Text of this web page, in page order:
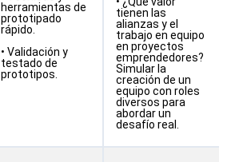
herramientas de
prototipado
rápido.
• Validación y
testado de
prototipos.
tienen las
alianzas y el
trabajo en equipo
en proyectos
emprendedores?
Simular la
creación de un
equipo con roles
diversos para
abordar un
desafío real.